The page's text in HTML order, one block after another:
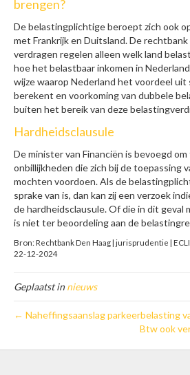
brengen?
De belastingplichtige beroept zich ook
met Frankrijk en Duitsland. De
verdragen regelen alleen welk land
hoe het belastbaar inkomen in
wijze waarop Nederland het voordeel uit
berekent en voorkoming van dubbele
buiten het bereik van deze
Hardheidsclausule
De minister van Financiën is bevoegd
onbillijkheden die zich bij de toepassing
mochten voordoen. Als de
sprake van is, dan kan zij een verzoek
de hardheidsclausule. Of die in dit
is niet ter beoordeling aan de
Bron: Rechtbank Den Haag | jurisprudentie |
22-12-2024
Geplaatst innieuws
← Naheffingsaanslag parkeerbelasting
Btw ook